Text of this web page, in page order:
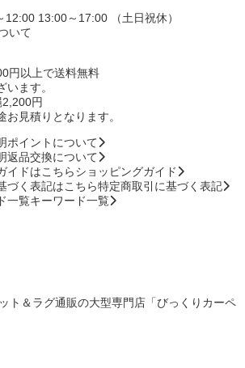
13:00～17:00 （土日祝休）
いて
円 以上で送料無料
ます。
円
見積りとなります。
ポイントについて
返品交換について
ショッピングガイド
特定商取引に基づく表記
キーワード一覧
ト＆ラグ通販の大型専門店「びっくりカーペ